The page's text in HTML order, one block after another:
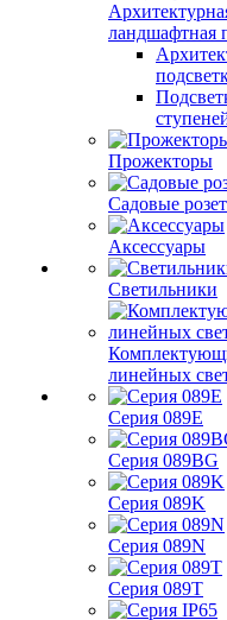
ландшафтная
Прожекторы
Садовые
Аксессуары
Светильники
линейных
Серия 089E
Серия 089BG
Серия 089K
Серия 089N
Серия 089T